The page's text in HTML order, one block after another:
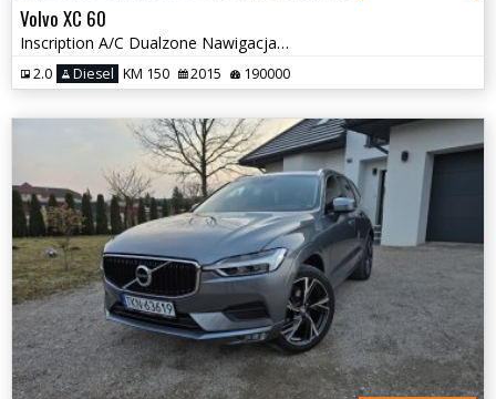
Volvo XC 60
Inscription A/C Dualzone Nawigacja Tempomat Czujniki
2.0 Diesel KM 150 2015 190000